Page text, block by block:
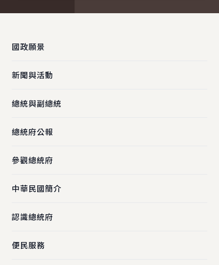
國政願景
新聞與活動
總統與副總統
總統府公報
參觀總統府
中華民國簡介
認識總統府
便民服務